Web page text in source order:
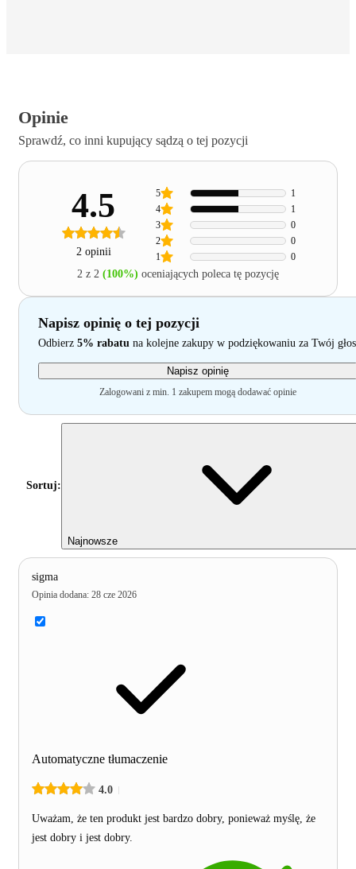
Opinie
Sprawdź, co inni kupujący sądzą o tej pozycji
4.5
2 opinii 1 0
2 0
3 0
4 1
5 1
2 z 2 (100%) oceniających poleca tę pozycję
Napisz opinię o tej pozycji
Odbierz 5% rabatu na kolejne zakupy w podziękowaniu za Twój głos
Napisz opinię
Zalogowani z min. 1 zakupem mogą dodawać opinie
Sortuj:
Najnowsze
sigma
Opinia dodana: 28 cze 2026
Automatyczne tłumaczenie
4.0
Uważam, że ten produkt jest bardzo dobry, ponieważ myślę, że
jest dobry i jest dobry.